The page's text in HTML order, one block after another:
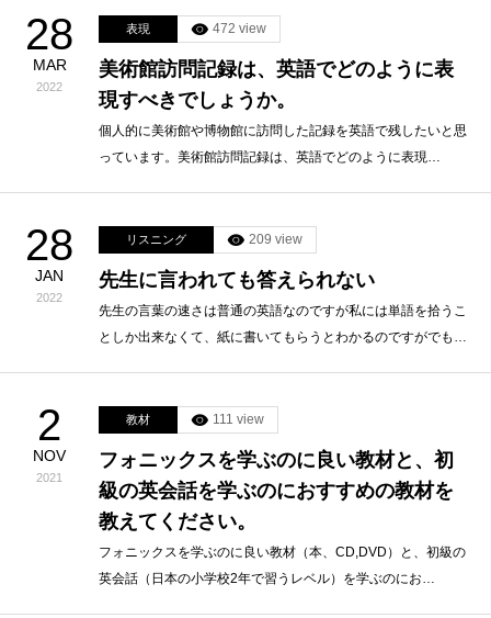
28
MAR
2022
表現 472 view
美術館訪問記録は、英語でどのように表
現すべきでしょうか。
個人的に美術館や博物館に訪問した記録を英語で残したいと思
っています。美術館訪問記録は、英語でどのように表現…
28
JAN
2022
リスニング 209 view
先生に言われても答えられない
先生の言葉の速さは普通の英語なのですが私には単語を拾うこ
としか出来なくて、紙に書いてもらうとわかるのですがでも…
2
NOV
2021
教材 111 view
フォニックスを学ぶのに良い教材と、初
級の英会話を学ぶのにおすすめの教材を
教えてください。
フォニックスを学ぶのに良い教材（本、CD,DVD）と、初級の
英会話（日本の小学校2年で習うレベル）を学ぶのにお…